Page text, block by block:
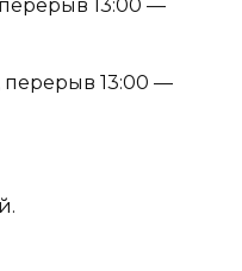
13:00 —
перерыв 13:00 —